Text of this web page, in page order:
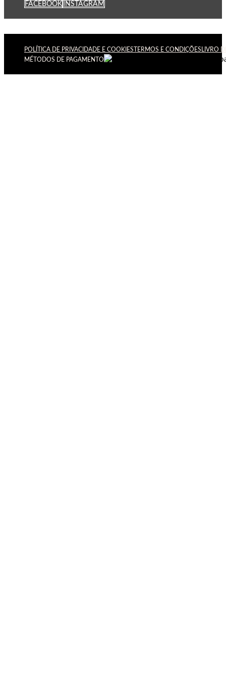
FACEBOOK INSTAGRAM
POLÍTICA DE PRIVACIDADE E COOKIES TERMOS E CONDIÇÕES LIVRO
MÉTODOS DE PAGAMENTO